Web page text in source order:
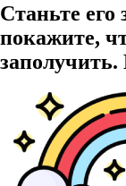
Станьте
покажите,